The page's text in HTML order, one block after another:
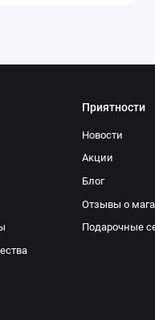
Приятности
Новости
Акции
Блог
Отзывы о
Подарочные